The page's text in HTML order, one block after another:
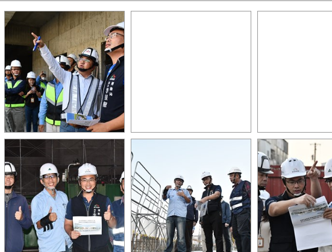
運動局李局長前往豐原國兒
運關心工程進度
感謝豐原國兒運
隊的辛勞與付出